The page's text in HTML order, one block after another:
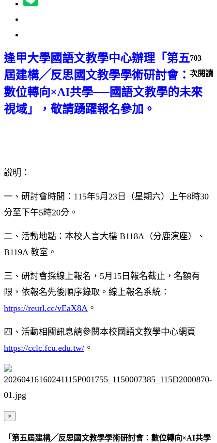
703
次閱讀
逢甲大學國語文教學中心辦理「第五
屆建構╱反思國文教學學術研討會：
數位轉向×AI共學──國語文教學的未來
視域」，敬請踴躍報名參加。
說明：
一、研討會時間：115年5月23日（星期六）上午8時30
分至下午5時20分。
二、活動地點：本校人言大樓 B118A（分鹿演座）、
B119A 教室。
三、研討會採線上報名，5月15日報名截止，名額有
限，依報名先後順序錄取。線上報名系統：
https://reurl.cc/vEaX8A 。
四、活動相關訊息請參閱本校國語文教學中心網頁
https://cclc.fcu.edu.tw/ 。
×
「第五屆建構╱反思國文教學學術研討會：數位轉向×AI共學